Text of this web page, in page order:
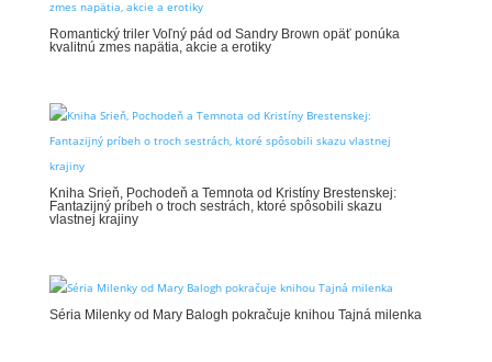
Romantický triler Voľný pád od Sandry Brown opäť ponúka
kvalitnú zmes napätia, akcie a erotiky
Kniha Srieň, Pochodeň a Temnota od Kristíny Brestenskej:
Fantazijný príbeh o troch sestrách, ktoré spôsobili skazu
vlastnej krajiny
Séria Milenky od Mary Balogh pokračuje knihou Tajná milenka